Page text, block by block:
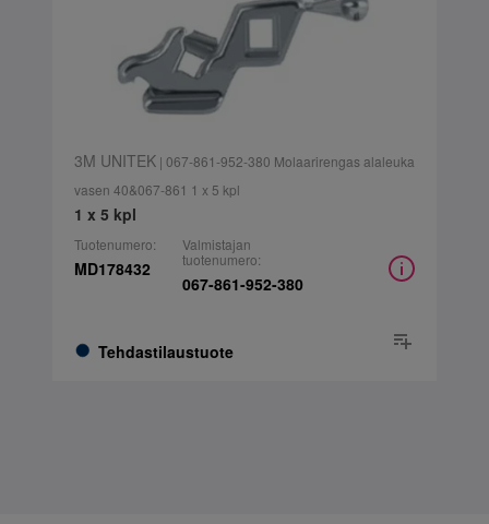
3M UNITEK| 067-861-952-380 Molaarirengas alaleuka
vasen 40&067-861 1 x 5 kpl
1 x 5 kpl
Tuotenumero:
MD178432
Tehdastilaustuote
Valmistajan
tuotenumero:
067-861-952-380